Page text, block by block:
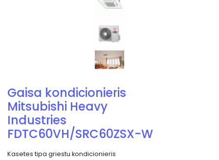
Gaisa kondicionieris
Mitsubishi Heavy
Industries
FDTC60VH/SRC60ZSX-W
Kasetes tipa griestu kondicionieris